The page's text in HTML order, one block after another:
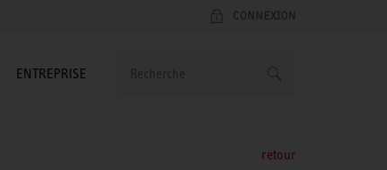
CONNEXION
ENTREPRISE
retour